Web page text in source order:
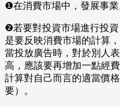
❶在消費市場中，發展事業
❷若要對投資市場進行投
是要反映消費市場的計算
當投放廣告時，對於別人
高，應該要再增加一點經
計算對自己而言的適當價
要）。